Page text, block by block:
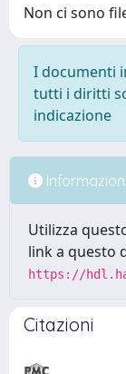
Non ci sono
I documenti
tutti i diritti
indicazione
Informazioni
Utilizza
link a questo
https://
Citazioni